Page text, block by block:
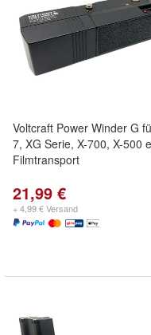
Voltcraft Power Winder G
7, XG Serie, X-700, X-500
Filmtransport
21,99 €
+ 4,99 € Versand